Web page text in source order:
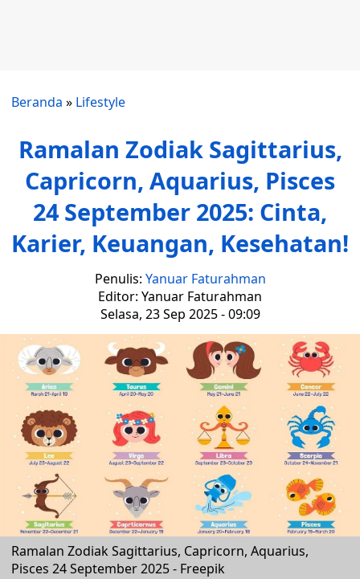
Beranda » Lifestyle
Ramalan Zodiak Sagittarius,
Capricorn, Aquarius, Pisces
24 September 2025: Cinta,
Karier, Keuangan, Kesehatan!
Penulis: Yanuar Faturahman
Editor: Yanuar Faturahman
Selasa, 23 Sep 2025 - 09:09
Ramalan Zodiak Sagittarius, Capricorn, Aquarius,
Pisces 24 September 2025 - Freepik